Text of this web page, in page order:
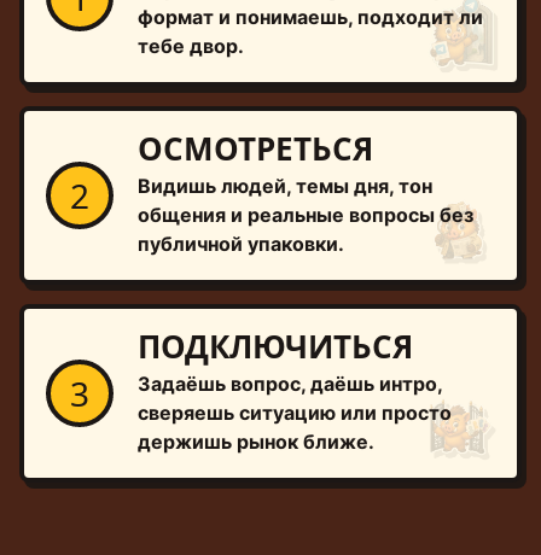
формат и понимаешь, подходит ли
тебе двор.
2
ОСМОТРЕТЬСЯ
Видишь людей, темы дня, тон
общения и реальные вопросы без
публичной упаковки.
3
ПОДКЛЮЧИТЬСЯ
Задаёшь вопрос, даёшь интро,
сверяешь ситуацию или просто
держишь рынок ближе.